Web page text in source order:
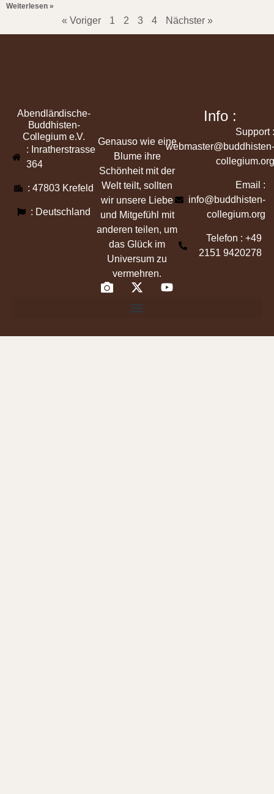
Weiterlesen »
« Voriger 1 2 3 4 Nächster »
Abendländische-
Buddhisten-
Collegium e.V.
: Inratherstrasse
364
: 47803 Krefeld
: Deutschland
Genauso wie eine
Blume ihre
Schönheit mit der
Welt teilt, sollten
wir unsere Liebe
und Mitgefühl mit
anderen teilen, um
das Glück im
Universum zu
vermehren.
Info :
Support :
webmaster@buddhisten-
collegium.org
Email :
info@buddhisten-
collegium.org
Telefon : +49
2151 9420278